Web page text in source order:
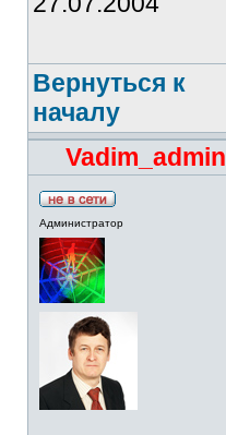
Вернуться к
началу
Vadim_admin
Администратор